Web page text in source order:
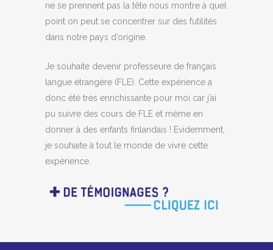
ne se prennent pas la tête nous montre à quel
point on peut se concentrer sur des futilités
dans notre pays d’origine.
Je souhaite devenir professeure de français
langue étrangère (FLE). Cette expérience a
donc été très enrichissante pour moi car j’ai
pu suivre des cours de FLE et même en
donner à des enfants finlandais ! Evidemment,
je souhaite à tout le monde de vivre cette
expérience.